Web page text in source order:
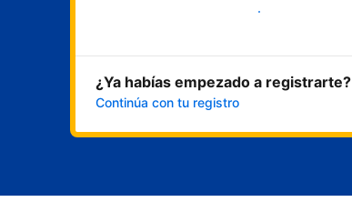
Empieza ahora
¿Ya habías empezado a registrarte?
Continúa con tu registro